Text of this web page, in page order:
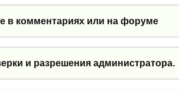
в комментариях или на форуме
и разрешения администратора.